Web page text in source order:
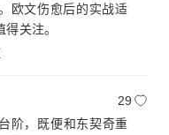
欧文伤愈后的实战适
关注。
29
阶，既便和东契奇重